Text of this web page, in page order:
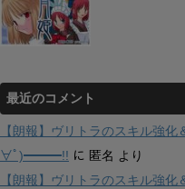
最近のコメント
【朗報】ヴリトラのスキル強
∀ﾟ)━━━!! に 匿名 より
【朗報】ヴリトラのスキル強